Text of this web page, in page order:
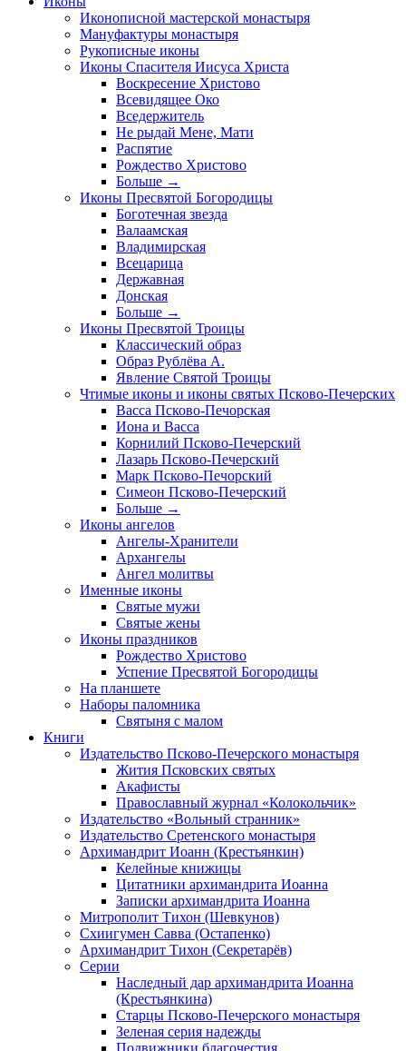
Иконописной мастерской монастыря
Мануфактуры монастыря
Рукописные иконы
Иконы Спасителя Иисуса Христа
Воскресение Христово
Всевидящее Око
Вседержитель
Не рыдай Мене, Мати
Распятие
Рождество Христово
Больше →
Иконы Пресвятой Богородицы
Боготечная звезда
Валаамская
Владимирская
Всецарица
Державная
Донская
Больше →
Иконы Пресвятой Троицы
Классический образ
Образ Рублёва А.
Явление Святой Троицы
Чтимые иконы и иконы святых Псково-Печерских
Васса Псково-Печорская
Иона и Васса
Корнилий Псково-Печерский
Лазарь Псково-Печерский
Марк Псково-Печорский
Симеон Псково-Печерский
Больше →
Иконы ангелов
Ангелы-Хранители
Архангелы
Ангел молитвы
Именные иконы
Святые мужи
Святые жены
Иконы праздников
Рождество Христово
Успение Пресвятой Богородицы
На планшете
Наборы паломника
Святыня с малом
Книги
Издательство Псково-Печерского монастыря
Жития Псковских святых
Акафисты
Православный журнал «Колокольчик»
Издательство «Вольный странник»
Издательство Сретенского монастыря
Архимандрит Иоанн (Крестьянкин)
Келейные книжицы
Цитатники архимандрита Иоанна
Записки архимандрита Иоанна
Митрополит Тихон (Шевкунов)
Схиигумен Савва (Остапенко)
Архимандрит Тихон (Секретарёв)
Серии
Наследный дар архимандрита Иоанна
(Крестьянкина)
Старцы Псково-Печерского монастыря
Зеленая серия надежды
Подвижники благочестия